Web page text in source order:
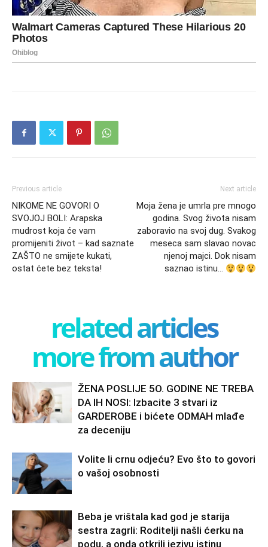
Previous article
NIKOME NE GOVORI O
SVOJOJ BOLI: Arapska
mudrost koja će vam
promijeniti život – kad saznate
ZAŠTO ne smijete kukati,
ostat ćete bez teksta!
Next article
Moja žena je umrla pre mnogo
godina. Svog života nisam
zaboravio na svoj dug. Svakog
meseca sam slavao novac
njenoj majci. Dok nisam
saznao istinu…
related articles
more from author
ŽENA POSLIJE 5O. GODINE NE TREBA
DA IH NOSI: Izbacite 3 stvari iz
GARDEROBE i bićete ODMAH mlađe
za deceniju
Volite li crnu odjeću? Evo što to govori
o vašoj osobnosti
Beba je vrištala kad god je starija
sestra zagrli: Roditelji našli ćerku na
podu, a onda otkrili jezivu istinu